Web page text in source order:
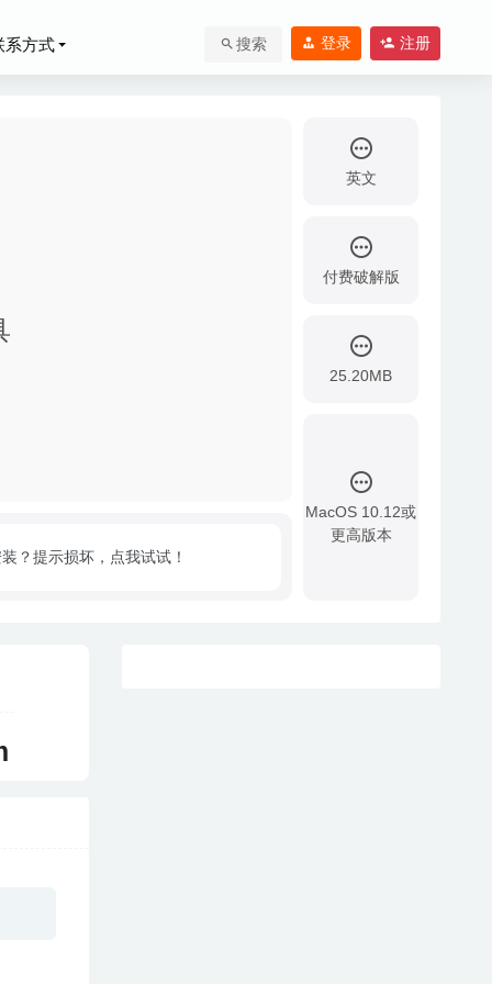
方式 搜索 登录 注册
英文
付费破解版
25.20MB
MacOS 10.12或
更高版本
？提示损坏，点我试试！